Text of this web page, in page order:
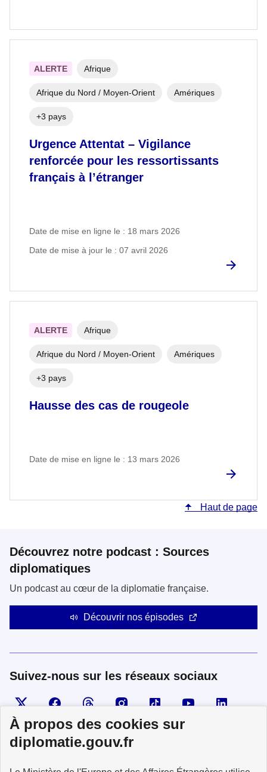
À propos des cookies sur
diplomatie.gouv.fr
Urgence Attentat – Vigilance
renforcée pour les ressortissants
français à l’étranger
ALERTE Afrique
Afrique du Nord / Moyen-Orient Amériques
+3 pays
Date de mise en ligne le : 18 mars 2026
Date de mise à jour le : 07 avril 2026
Hausse des cas de rougeole
ALERTE Afrique
Afrique du Nord / Moyen-Orient Amériques
+3 pays
Date de mise en ligne le : 13 mars 2026
Haut de page
Découvrez notre podcast : Sources
diplomatiques
Un podcast au cœur de la diplomatie française.
Découvrir nos épisodes
Suivez-nous sur les réseaux sociaux
Visiter la page XSuivez-nous sur Facebook
Visiter le compte Threads
Visiter le compte Instagram
Visiter le compte TikTok
Visiter le
MINISTÈRE